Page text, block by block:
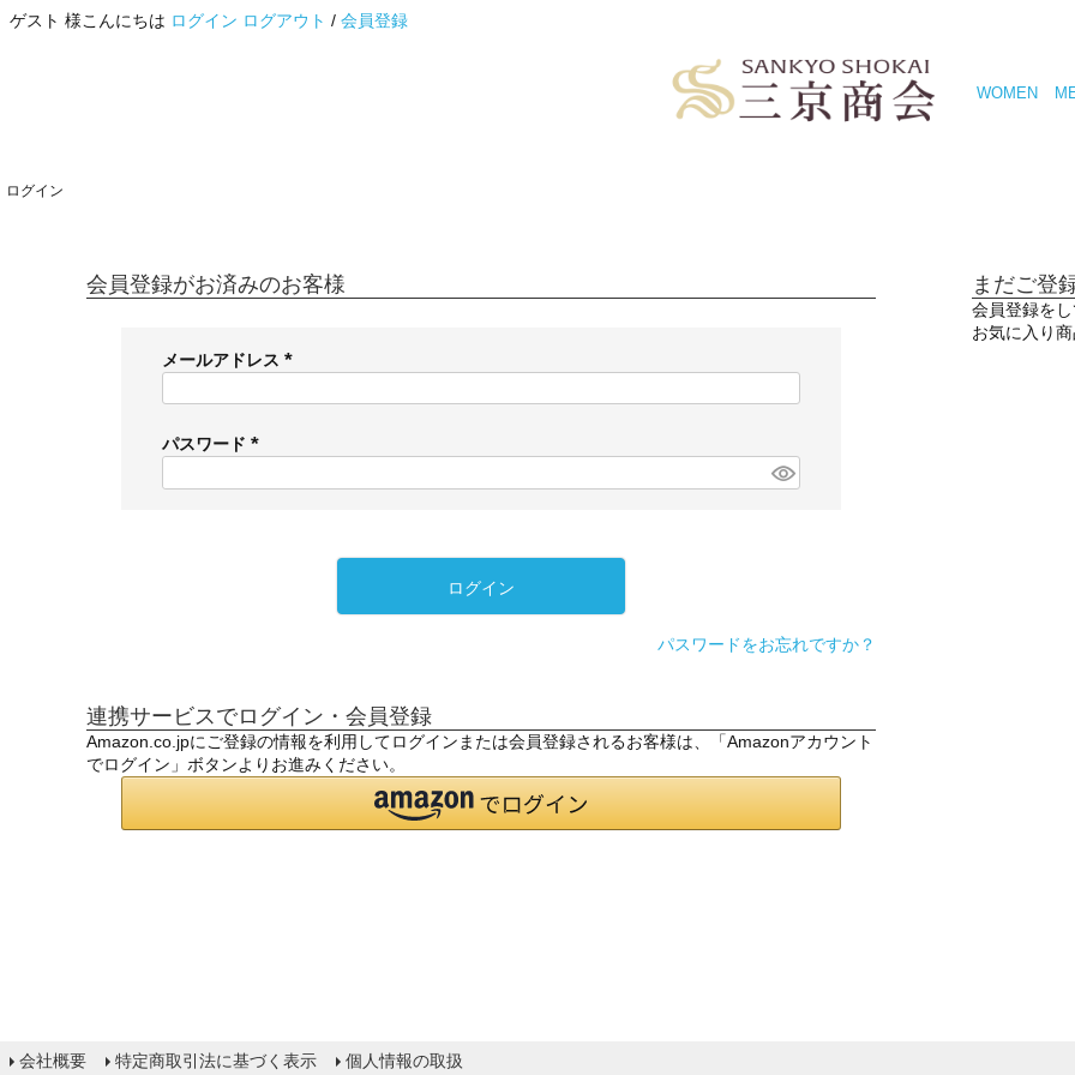
ゲスト 様こんにちは ログイン ログアウト / 会員登録
WOMEN
ログイン
会員登録がお済みのお客様
メールアドレス
必
)
パスワード
必
ログイン
パスワードをお忘れですか？
連携サービスでログイン・会員登録
Amazon.co.jpにご登録の情報を利用してログインまたは会員登録されるお客様は、「Amazonアカウント
でログイン」ボタンよりお進みください。
まだご登
会員登録を
お気に入り
会社概要 特定商取引法に基づく表示 個人情報の取扱